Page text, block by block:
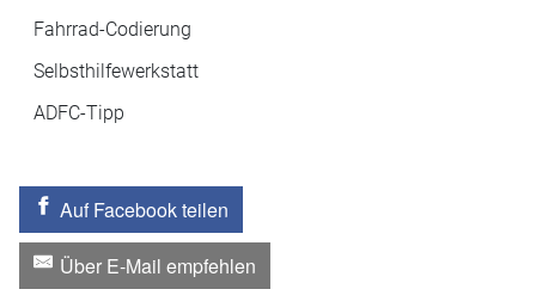
Fahrrad-Codierung
Selbsthilfewerkstatt
ADFC-Tipp
Auf Facebook teilen
Über E-Mail empfehlen